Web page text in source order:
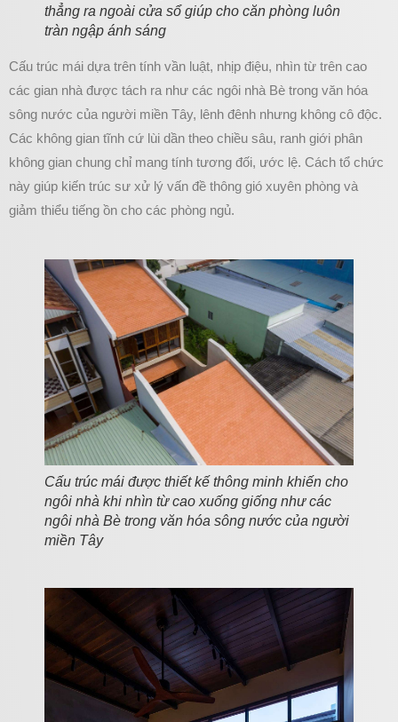
thẳng ra ngoài cửa sổ giúp cho căn phòng luôn
tràn ngập ánh sáng
Cấu trúc mái dựa trên tính vần luật, nhịp điệu, nhìn từ trên cao
các gian nhà được tách ra như các ngôi nhà Bè trong văn hóa
sông nước của người miền Tây, lênh đênh nhưng không cô độc.
Các không gian tĩnh cứ lùi dần theo chiều sâu, ranh giới phân
không gian chung chỉ mang tính tương đối, ước lệ. Cách tổ chức
này giúp kiến trúc sư xử lý vấn đề thông gió xuyên phòng và
giảm thiểu tiếng ồn cho các phòng ngủ.
Cấu trúc mái được thiết kế thông minh khiến cho
ngôi nhà khi nhìn từ cao xuống giống như các
ngôi nhà Bè trong văn hóa sông nước của người
miền Tây